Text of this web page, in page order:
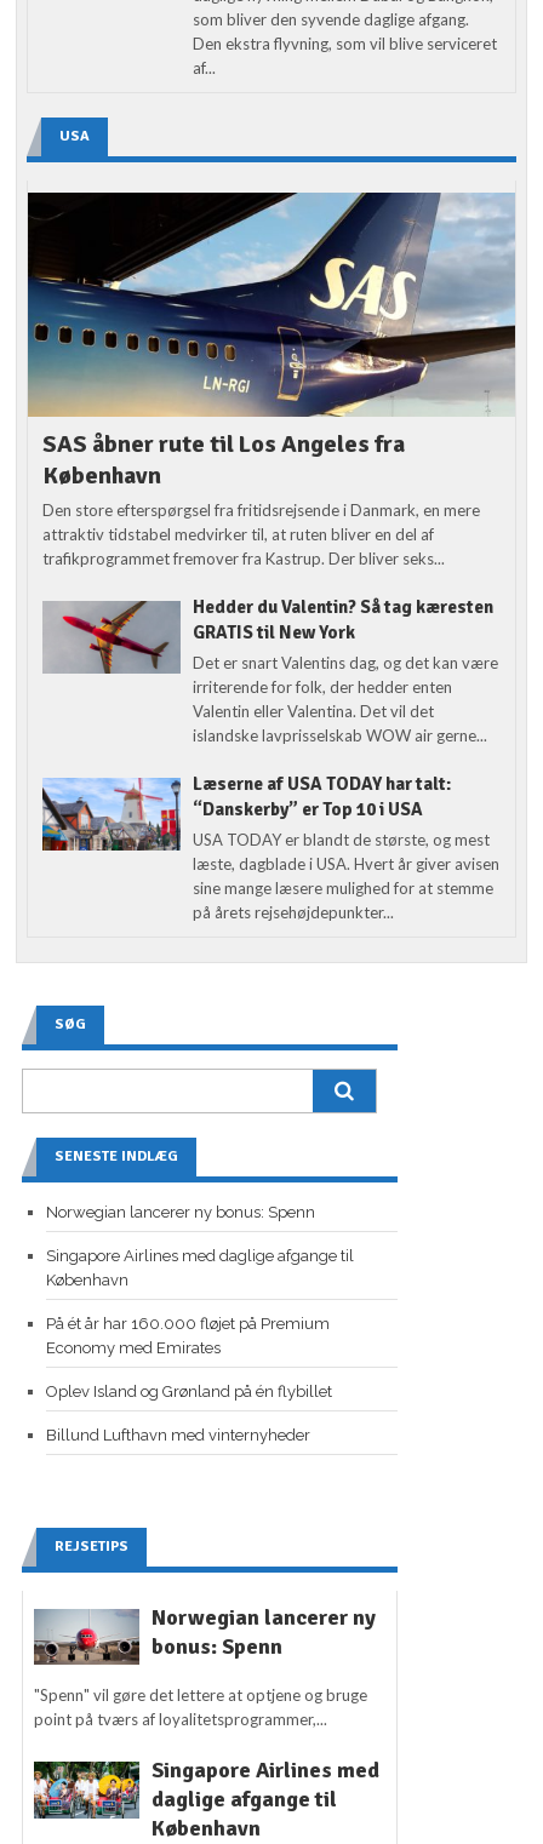
som bliver den syvende daglige afgang.
Den ekstra flyvning, som vil blive serviceret
af...
USA
SAS åbner rute til Los Angeles fra
København
Den store efterspørgsel fra fritidsrejsende i Danmark, en mere
attraktiv tidstabel medvirker til, at ruten bliver en del af
trafikprogrammet fremover fra Kastrup. Der bliver seks...
Hedder du Valentin? Så tag kæresten
GRATIS til New York
Det er snart Valentins dag, og det kan være
irriterende for folk, der hedder enten
Valentin eller Valentina. Det vil det
islandske lavprisselskab WOW air gerne...
Læserne af USA TODAY har talt:
“Danskerby” er Top 10 i USA
USA TODAY er blandt de største, og mest
læste, dagblade i USA. Hvert år giver avisen
sine mange læsere mulighed for at stemme
på årets rejsehøjdepunkter...
SØG
SENESTE INDLÆG
Norwegian lancerer ny bonus: Spenn
Singapore Airlines med daglige afgange til
København
På ét år har 160.000 fløjet på Premium
Economy med Emirates
Oplev Island og Grønland på én flybillet
Billund Lufthavn med vinternyheder
REJSETIPS
Norwegian lancerer ny
bonus: Spenn
"Spenn" vil gøre det lettere at optjene og bruge
point på tværs af loyalitetsprogrammer,...
Singapore Airlines med
daglige afgange til
København